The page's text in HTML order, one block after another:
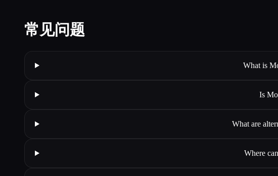
常见问题
What is
Is
What are
Where